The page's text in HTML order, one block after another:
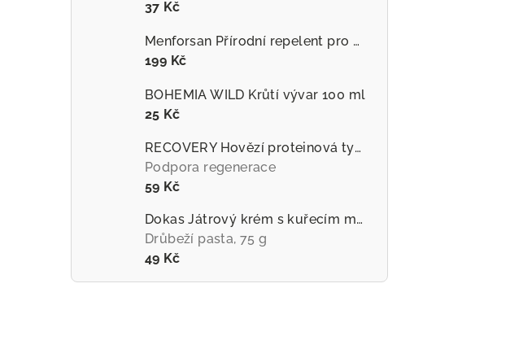
37 Kč
Menforsan Přírodní repelent pro psy proti hmyzu s extraktem z citronely
199 Kč
BOHEMIA WILD Krůtí vývar 100 ml
25 Kč
RECOVERY Hovězí proteinová tyčinka pro psy
Podpora regenerace
59 Kč
Dokas Játrový krém s kuřecím masem
Drůbeží pasta, 75 g
49 Kč